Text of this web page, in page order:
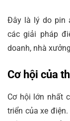
Đây là lý do pin
các giải pháp
doanh, nhà
Cơ hội của
Cơ hội lớn nhất
triển của xe